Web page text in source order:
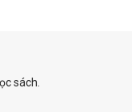
sách.